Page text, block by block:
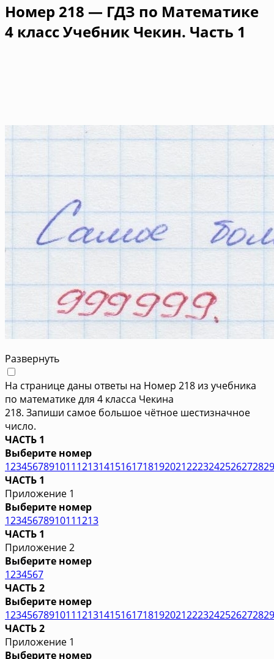
Номер 218 — ГДЗ по Математике
4 класс Учебник Чекин. Часть 1
Развернуть
На странице даны ответы на Номер 218 из учебника
по математике для 4 класса Чекина
218. Запиши самое большое чётное шестизначное
число.
ЧАСТЬ 1
Выберите номер
1234567891011121314151617181920212223242526272829
ЧАСТЬ 1
Приложение 1
Выберите номер
12345678910111213
ЧАСТЬ 1
Приложение 2
Выберите номер
1234567
ЧАСТЬ 2
Выберите номер
1234567891011121314151617181920212223242526272829
ЧАСТЬ 2
Приложение 1
Выберите номер